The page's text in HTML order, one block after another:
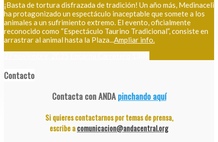
¡Basta de tortura disfrazada de tradición! Un año más, Medinaceli
ha protagonizado un espectáculo inaceptable que somete a los
animales a un sufrimiento extremo. El evento, oficialmente
reconocido como “Espectáculo Taurino Tradicional”, consiste en
arrastrar al animal hasta la Plaza...Ampliar info.
Contacto
Contacta con ANDApinchando aquí
Si quieres contactarnos por temas de prensa,
escribe acomunicacion@andacentral.org